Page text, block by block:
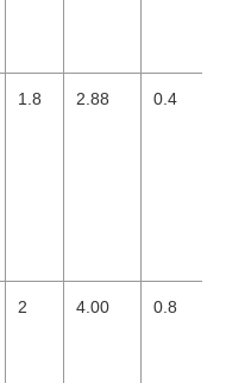
1.8 2.88 0.4
2 4.00 0.8